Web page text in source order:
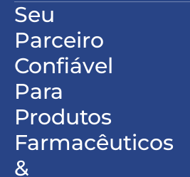
Seu
Parceiro
Confiável
Para
Produtos
Farmacêuticos
&